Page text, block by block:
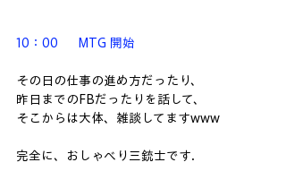
10：00　  MTG 開始
その日の仕事の進め方だったり、
昨日までのFBだったりを話して、
そこからは大体、雑談してますwww
完全に、おしゃべり三銃士です.